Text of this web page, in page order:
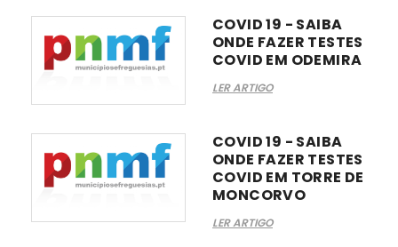
COVID 19 - SAIBA
ONDE FAZER TESTES
COVID EM ODEMIRA
LER ARTIGO
COVID 19 - SAIBA
ONDE FAZER TESTES
COVID EM TORRE DE
MONCORVO
LER ARTIGO